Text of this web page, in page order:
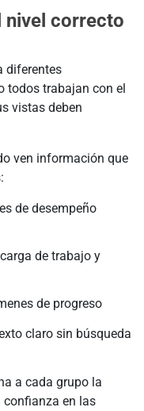
nivel correcto
diferentes
todos trabajan con el
vistas deben
ven información que
de desempeño
de trabajo y
de progreso
claro sin búsqueda
a cada grupo la
confianza en las